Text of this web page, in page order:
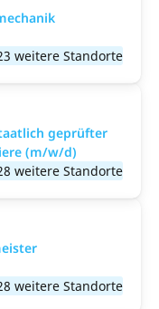
weitere Standorte
geprüfter
(m/w/d)
weitere Standorte
weitere Standorte